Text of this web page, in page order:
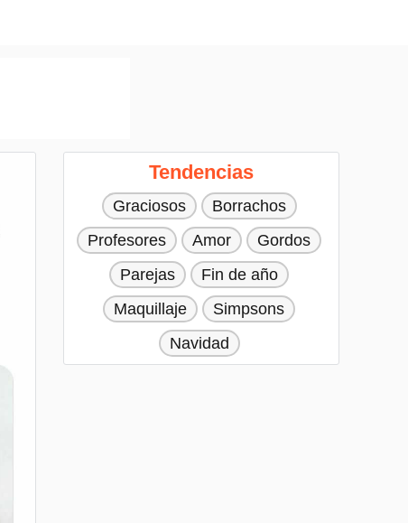
Tendencias
Graciosos
Borrachos
Profesores
Amor
Gordos
Parejas
Fin de año
Maquillaje
Simpsons
Navidad